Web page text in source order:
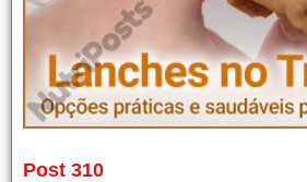
Post 310